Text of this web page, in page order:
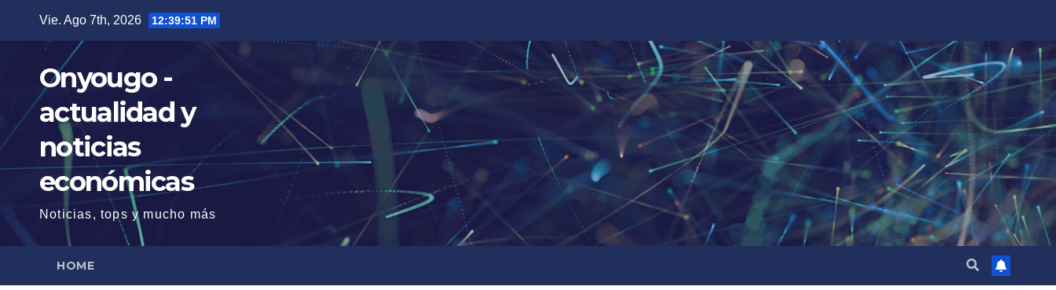
contenido
Vie. Ago 7th, 2026 12:39:52 PM
Onyougo -
actualidad y
noticias
económicas
Noticias, tops y mucho más
HOME